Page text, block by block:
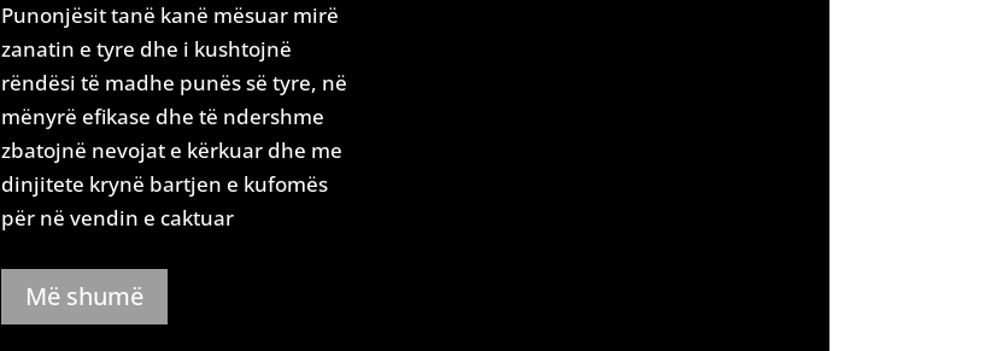
Punonjësit tanë kanë mësuar mirë
zanatin e tyre dhe i kushtojnë
rëndësi të madhe punës së tyre, në
mënyrë efikase dhe të ndershme
zbatojnë nevojat e kërkuar dhe me
dinjitete krynë bartjen e kufomës
për në vendin e caktuar
Më shumë